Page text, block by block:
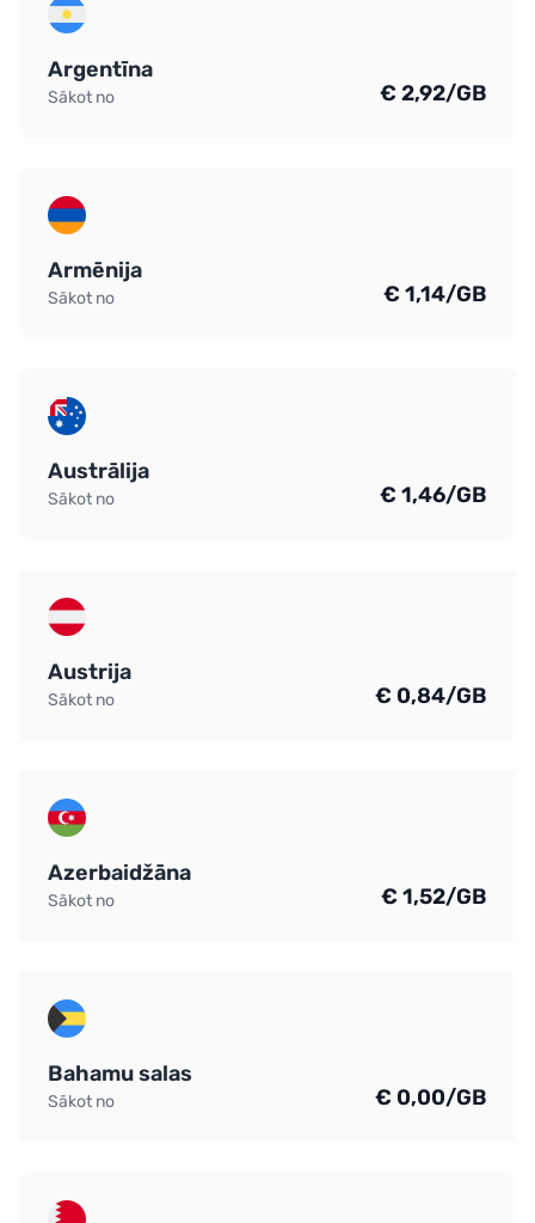
Argentīna
Sākot no € 2,92/GB
Armēnija
Sākot no € 1,14/GB
Austrālija
Sākot no € 1,46/GB
Austrija
Sākot no € 0,84/GB
Azerbaidžāna
Sākot no € 1,52/GB
Bahamu salas
Sākot no € 0,00/GB